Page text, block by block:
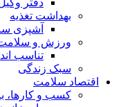
دفتر
بهداشت تغذیه
آشپزی
ورزش و
تناسب
سبک زندگی
اقتصاد سلامت
کسب و کارها،